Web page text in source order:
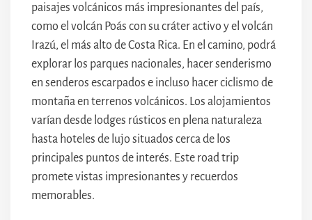
paisajes volcánicos más impresionantes del país,
como el volcán Poás con su cráter activo y el volcán
Irazú, el más alto de Costa Rica. En el camino, podrá
explorar los parques nacionales, hacer senderismo
en senderos escarpados e incluso hacer ciclismo de
montaña en terrenos volcánicos. Los alojamientos
varían desde lodges rústicos en plena naturaleza
hasta hoteles de lujo situados cerca de los
principales puntos de interés. Este road trip
promete vistas impresionantes y recuerdos
memorables.